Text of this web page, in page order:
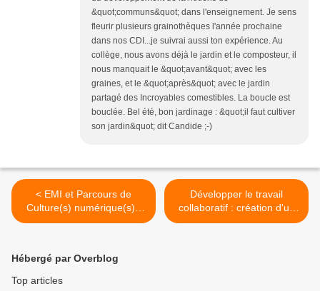
&quot;communs&quot; dans l'enseignement. Je sens
fleurir plusieurs grainothèques l'année prochaine
dans nos CDI...je suivrai aussi ton expérience. Au
collège, nous avons déjà le jardin et le composteur, il
nous manquait le &quot;avant&quot; avec les
graines, et le &quot;après&quot; avec le jardin
partagé des Incroyables comestibles. La boucle est
bouclée. Bel été, bon jardinage : &quot;il faut cultiver
son jardin&quot; dit Candide ;-)
< EMI et Parcours de
Culture(s) numérique(s) :
bilan 2013-2014
Développer le travail
collaboratif : création d'un
pédagolab >
Hébergé par Overblog
Top articles